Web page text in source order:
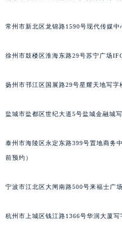
常州市新北区龙锦路1590号现代传媒
徐州市鼓楼区淮海东路29号苏宁广场
扬州市邗江区国展路29号星耀天地写字
盐城市盐都区世纪大道5号盐城金融城
泰州市海陵区永定东路399号置地商务
前预约）
宁波市江北区大闸南路500号来福士广
杭州市上城区钱江路1366号华润大厦